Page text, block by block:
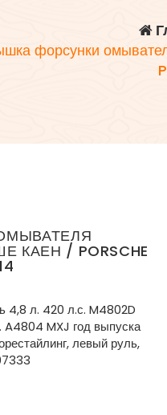
форсунки
КАЕН / PORSCHE
4,8 л. 420 л.с. M4802D
MXJ год выпуска
левый руль,